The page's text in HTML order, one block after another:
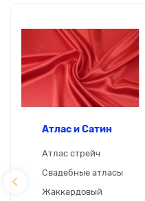
Атлас и Сатин
Атлас стрейч
Свадебные атласы
Жаккардовый